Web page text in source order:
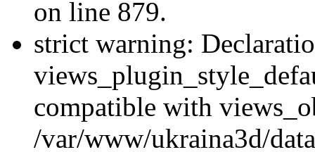
on line 879.
strict warning:
compatible with
/var/www/ukraina3d/